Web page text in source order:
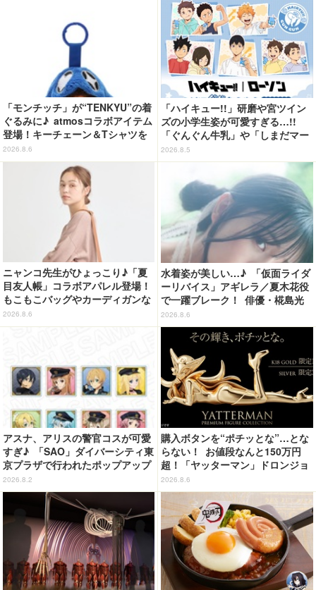
「モンチッチ」が“TENKYU”の着
ぐるみに♪ atmosコラボアイテム
登場！キーチェーン＆Tシャツを
展開
2026.8.6
「ハイキュー!!」研磨や宮ツイン
ズの小学生姿が可愛すぎる…!!
「ぐんぐん牛乳」や「しまだマー
ト」デザインのグッズも!? ロー
ソン限定グッズが登場！
2026.8.5
ニャンコ先生がひょっこり♪「夏
目友人帳」コラボアパレル登場！
もこもこバッグやカーディガンな
ど全8型
2026.8.6
水着姿が美しい…♪ 「仮面ライダ
ーリバイス」アギレラ／夏木花役
で一躍ブレーク！ 俳優・椛島光
の2nd写真集が予約開始
2026.8.6
アスナ、アリスの警官コスが可愛
すぎ♪ 「SAO」ダイバーシティ東
京プラザで行われたポップアップ
ショップの事後通販がスタート！
2026.8.2
購入ボタンを“ポチッとな”…とな
らない！ お値段なんと150万円
超！「ヤッターマン」ドロンジョ
様が黄金の輝きをまといミニフィ
ギュア化 ヤッターワン&おだてブ
タも
2026.8.6